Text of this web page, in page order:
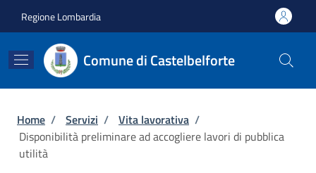
Regione Lombardia
Comune di Castelbelforte
Briciole di pane
Home / Servizi / Vita lavorativa /
Disponibilità preliminare ad accogliere lavori di pubblica
utilità